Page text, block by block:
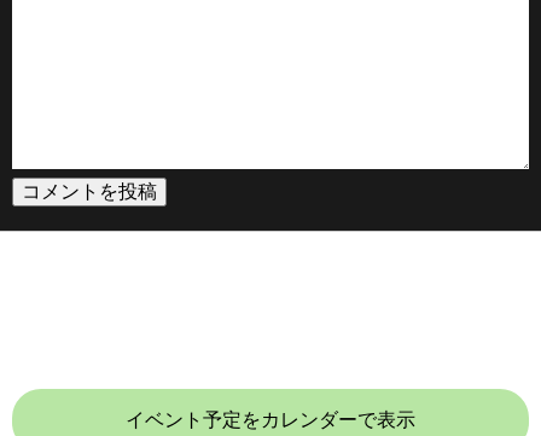
イベント予定をカレンダーで表示